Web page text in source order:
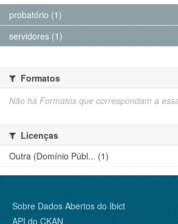
probatório (1)
servidores (1)
Formatos
Não há Formatos que correspondam a
Licenças
Outra (Domínio Públ... (1)
Sobre Dados Abertos do Ibict
API do CKAN